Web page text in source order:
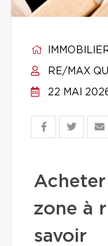
RE/MAX
22 MAI
zone à
savoir